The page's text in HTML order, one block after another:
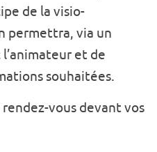
de la visio-
permettra, via un
l’animateur et de
souhaitées.
vous devant vos